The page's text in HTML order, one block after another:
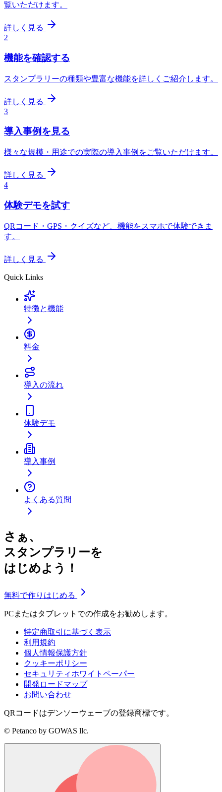
覧いただけます。
詳しく見る
2
機能を確認する
スタンプラリーの種類や豊富な機能を詳しくご紹介します。
詳しく見る
3
導入事例を見る
様々な規模・用途での実際の導入事例をご覧いただけます。
詳しく見る
4
体験デモを試す
QRコード・GPS・クイズなど、機能をスマホで体験できま
す。
詳しく見る
Quick Links
特徴と機能
料金
導入の流れ
体験デモ
導入事例
よくある質問
さぁ、
スタンプラリーを
はじめよう！
無料で作りはじめる
PCまたはタブレットでの作成をお勧めします。
特定商取引に基づく表示
利用規約
個人情報保護方針
クッキーポリシー
セキュリティホワイトペーパー
開発ロードマップ
お問い合わせ
QRコードはデンソーウェーブの登録商標です。
© Petanco by GOWAS llc.